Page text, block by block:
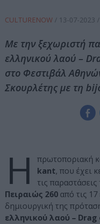
CULTURENOW / 13-07-2023
Με την ξεχωριστή
ελληνικού λαού –
στο Φεστιβάλ
Σκουρλέτης με τη
Η πρωτοποριακή
kant, που έχει
τις
Πειραιώς 260 από τις
δημιουργική της
ελληνικού λαού – Drag